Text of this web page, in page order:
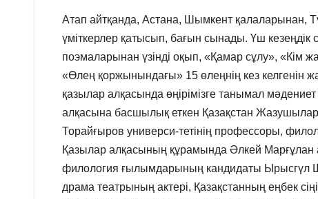
Атап айтқанда, Астана, Шымкент қалаларынан,
үміткерлер қатысып, бағын сынады. Үш
поэмаларынан үзінді оқып, «Қамар сұлу», «Кім
«Өлең қоржынындағы» 15 өлеңнің кез келгенін
қазылар алқасында өңірімізге танымал
алқасына басшылық еткен Қазақстан
Торайғыров универси-тетінің профессоры,
Қазылар алқасының құрамында Әлкей Марғұлан
филология ғылымдарының кандидаты Ырысгүл
драма театрының актері, Қазақстанның еңбек